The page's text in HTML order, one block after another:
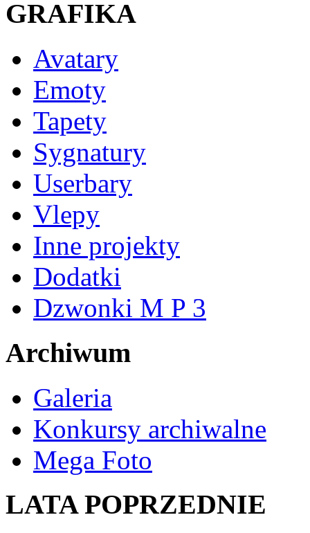
GRAFIKA
Avatary
Emoty
Tapety
Sygnatury
Userbary
Vlepy
Inne projekty
Dodatki
Dzwonki M P 3
Archiwum
Galeria
Konkursy archiwalne
Mega Foto
LATA POPRZEDNIE